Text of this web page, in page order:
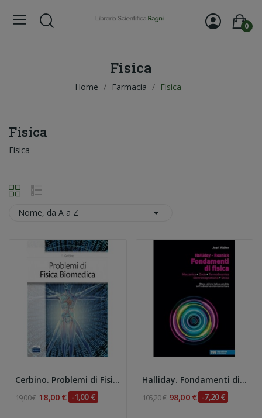
0
Fisica
Home Farmacia Fisica
Fisica
Fisica
Nome, da A a Z 
Cerbino. Problemi di Fisica Biomedica
19,00 € 18,00 € -1,00 €
Halliday. Fondamenti di Fisica: Meccanica Onde...
105,20 € 98,00 € -7,20 €